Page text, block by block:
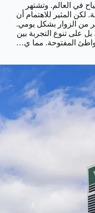
في العالم. وتشتهر
لكن المثير للاهتمام أن
من الزوار بشكل يومي.
على تنوع التجربة بين
المفتوحة. مما ي…